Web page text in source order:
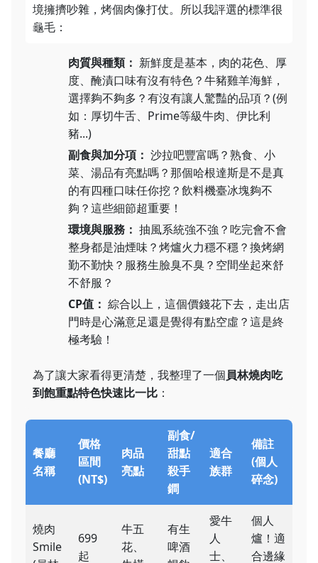
境擁擠吵雜，烤個肉像打仗。所以我評選的標準很
龜毛：
肉質與種類： 新鮮度是基本，肉的花色、厚
度、醃漬口味有沒有特色？牛豬雞羊海鮮，
選擇夠不夠多？有沒有讓人驚豔的品項？(例
如：厚切牛舌、Prime等級牛肉、伊比利
豬...)
副食與加分項： 沙拉吧豐富嗎？熟食、小
菜、湯品有亮點嗎？那個哈根達斯是不是真
的有四種口味任你挖？飲料機臺冰塊夠不
夠？這些細節超重要！
環境與服務： 抽風系統強不強？吃完會不會
整身都是油煙味？烤爐火力穩不穩？換烤網
勤不勤快？服務生臉臭不臭？空間坐起來舒
不舒服？
CP值： 綜合以上，這個價錢花下去，走出店
門時是心滿意足還是覺得有點空虛？這是終
極考驗！
為了讓大家看得更清楚，我整理了一個員林燒肉吃
到飽重點特色快速比一比 ：
餐廳
名稱
價格
區間
(NT$)
肉品
亮點
副食/
甜點
殺手
鐧
適合
族群
備註
(個人
碎念)
燒肉
Smile
699
起
牛五
花、
有生
啤酒
愛牛
人
士、
個人
爐！適
合邊緣